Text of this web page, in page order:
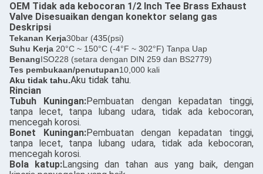
OEM Tidak ada kebocoran 1/2 Inch Tee Brass Exhaust
Valve Disesuaikan dengan konektor selang gas
Deskripsi
Tekanan Kerja30bar (435(psi)
Suhu Kerja 20°C ~ 150°C (-4°F ~ 302°F) Tanpa Uap
BenangISO228 (setara dengan DIN 259 dan BS2779)
Tes pembukaan/penutupan10,000 kali
Aku tidak tahu.Aku tidak tahu.
Rincian
Tubuh Kuningan:Pembuatan dengan kepadatan tinggi,
tanpa lecet, tanpa lubang udara, tidak ada kebocoran,
mencegah korosi.
Bonet Kuningan:Pembuatan dengan kepadatan tinggi,
tanpa lecet, tanpa lubang udara, tidak ada kebocoran,
mencegah korosi.
Bola katup:Langsing dan tahan aus yang baik, dengan